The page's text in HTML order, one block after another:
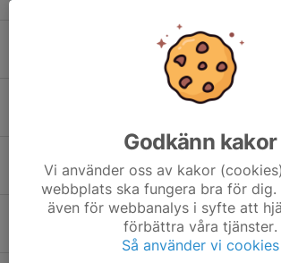
Bli medlem i Club 1948 - Värmdö
Värdegrundsambassadör -
27 dec 2023
Värmdö IF har sorg
17 apr 2023
Godkänn kakor
Vi använder oss av kakor
webbplats ska fungera bra för dig.
även för webbanalys i syfte att
förbättra våra tjänster.
Så använder vi cookies